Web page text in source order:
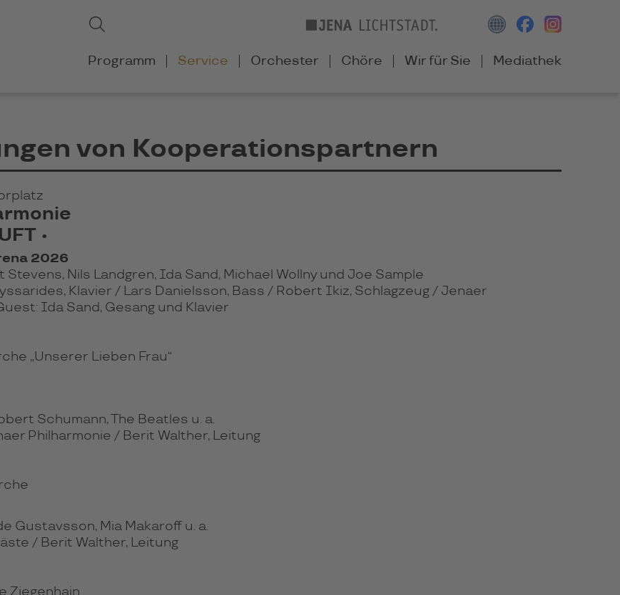
Suchbegriffe
Navigation
Programm Service Orchester Chöre Wir für Sie Mediathek
von Kooperationspartnern
•
2026
Nils Landgren, Ida Sand, Michael Wollny und Joe Sample
Klavier / Lars Danielsson, Bass / Robert Ikiz, Schlagzeug / Jenaer
Ida Sand, Gesang und Klavier
„Unserer Lieben Frau“
Schumann, The Beatles u. a.
Philharmonie / Berit Walther, Leitung
Gustavsson, Mia Makaroff u. a.
/ Berit Walther, Leitung
Ziegenhain